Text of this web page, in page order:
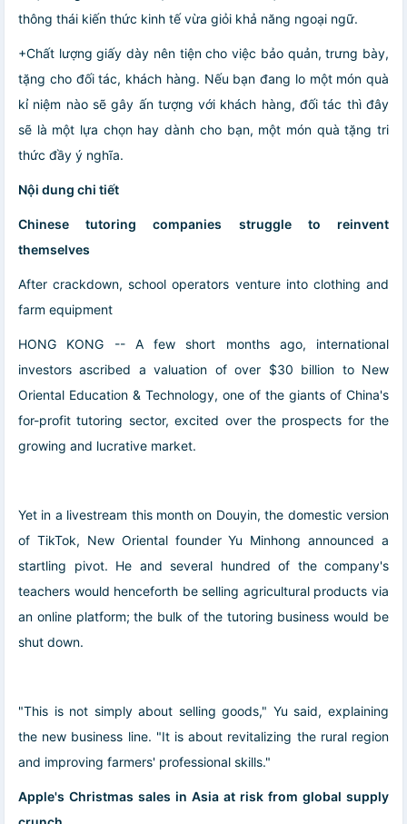
thông thái kiến thức kinh tế vừa giỏi khả năng ngoại ngữ.
+Chất lượng giấy dày nên tiện cho việc bảo quản, trưng bày,
tặng cho đối tác, khách hàng. Nếu bạn đang lo một món quà
kỉ niệm nào sẽ gây ấn tượng với khách hàng, đối tác thì đây
sẽ là một lựa chọn hay dành cho bạn, một món quà tặng tri
thức đầy ý nghĩa.
Nội dung chi tiết
Chinese tutoring companies struggle to reinvent
themselves
After crackdown, school operators venture into clothing and
farm equipment
HONG KONG -- A few short months ago, international
investors ascribed a valuation of over $30 billion to New
Oriental Education & Technology, one of the giants of China's
for-profit tutoring sector, excited over the prospects for the
growing and lucrative market.
Yet in a livestream this month on Douyin, the domestic version
of TikTok, New Oriental founder Yu Minhong announced a
startling pivot. He and several hundred of the company's
teachers would henceforth be selling agricultural products via
an online platform; the bulk of the tutoring business would be
shut down.
"This is not simply about selling goods," Yu said, explaining
the new business line. "It is about revitalizing the rural region
and improving farmers' professional skills."
Apple's Christmas sales in Asia at risk from global supply